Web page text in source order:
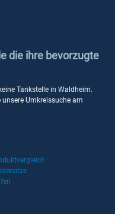
die ihre bevorzugte
Tankstelle in Waldheim.
Umkreissuche am